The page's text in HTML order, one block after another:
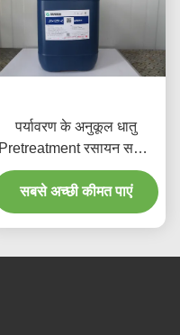
पर्यावरण के अनुकूल धातु
Pretreatment रसायन सफाई
एजेंट
सबसे अच्छी कीमत पाएं